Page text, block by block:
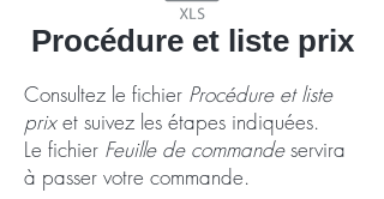
Procédure et liste prix
Consultez le fichier Procédure et liste
prixet suivez les étapes indiquées.
Le fichier Feuille de commandeservira
à passer votre commande.